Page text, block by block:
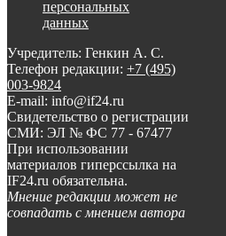
персональных
данных
Учредитель: Генкин А. С.
Телефон редакции: +7 (495)
003-9824
E-mail: info@if24.ru
Свидетельство о регистрации
СМИ: ЭЛ № ФС 77 - 67477
При использовании
материалов гиперссылка на
IF24.ru обязательна.
Мнение редакции может не
совпадать с мнением автора